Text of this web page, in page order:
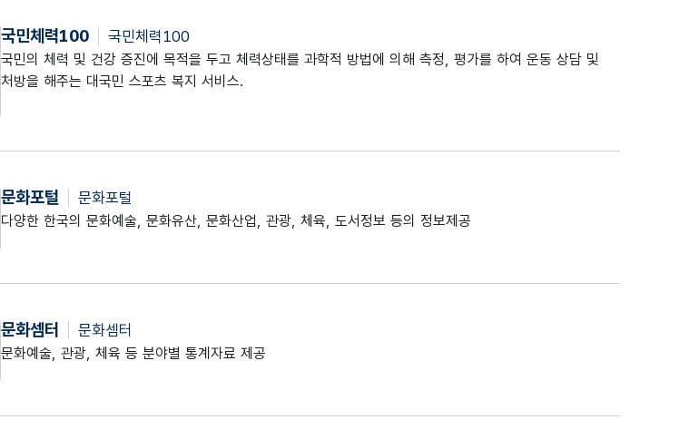
국민체력100 국민체력100
국민의 체력 및 건강 증진에 목적을 두고 체력상태를 과학적 방법에 의해 측정, 평가를 하여 운동 상담 및
처방을 해주는 대국민 스포츠 복지 서비스.
문화포털 문화포털
다양한 한국의 문화예술, 문화유산, 문화산업, 관광, 체육, 도서정보 등의 정보제공
문화셈터 문화셈터
문화예술, 관광, 체육 등 분야별 통계자료 제공